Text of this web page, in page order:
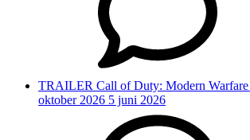
TRAILER Call of Duty: Modern
oktober 2026 5 juni 2026